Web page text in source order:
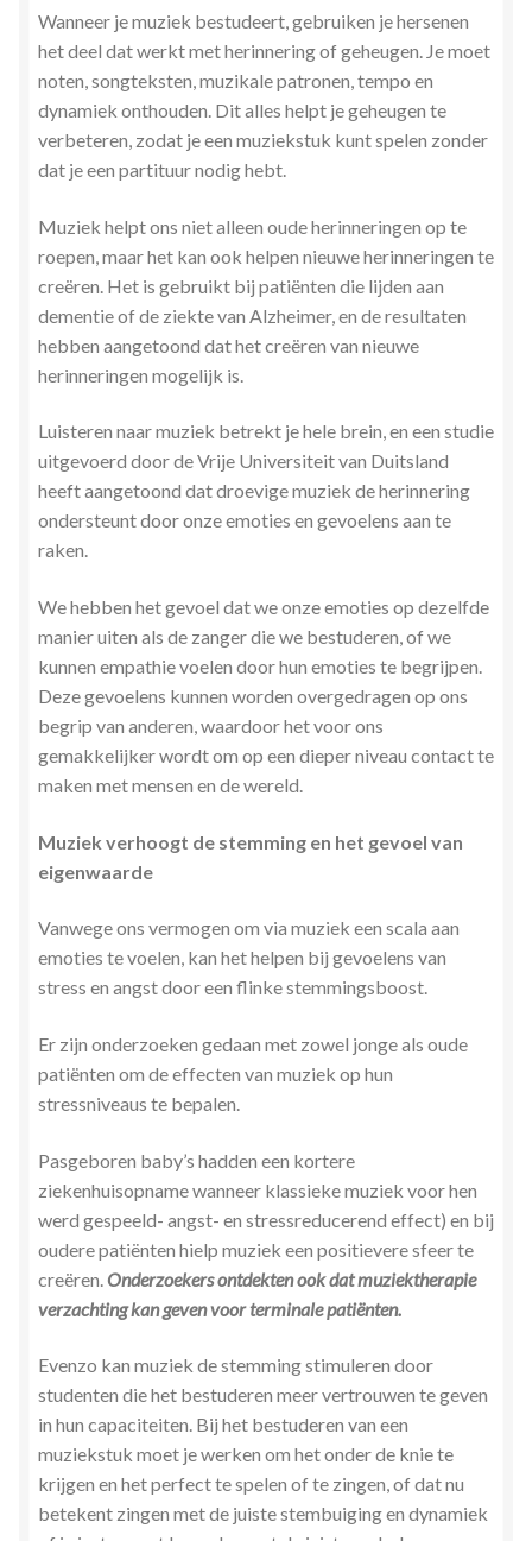
Wanneer je muziek bestudeert, gebruiken je hersenen
het deel dat werkt met herinnering of geheugen. Je moet
noten, songteksten, muzikale patronen, tempo en
dynamiek onthouden. Dit alles helpt je geheugen te
verbeteren, zodat je een muziekstuk kunt spelen zonder
dat je een partituur nodig hebt.
Muziek helpt ons niet alleen oude herinneringen op te
roepen, maar het kan ook helpen nieuwe herinneringen te
creëren. Het is gebruikt bij patiënten die lijden aan
dementie of de ziekte van Alzheimer, en de resultaten
hebben aangetoond dat het creëren van nieuwe
herinneringen mogelijk is.
Luisteren naar muziek betrekt je hele brein, en een studie
uitgevoerd door de Vrije Universiteit van Duitsland
heeft aangetoond dat droevige muziek de herinnering
ondersteunt door onze emoties en gevoelens aan te
raken.
We hebben het gevoel dat we onze emoties op dezelfde
manier uiten als de zanger die we bestuderen, of we
kunnen empathie voelen door hun emoties te begrijpen.
Deze gevoelens kunnen worden overgedragen op ons
begrip van anderen, waardoor het voor ons
gemakkelijker wordt om op een dieper niveau contact te
maken met mensen en de wereld.
Muziek verhoogt de stemming en het gevoel van
eigenwaarde
Vanwege ons vermogen om via muziek een scala aan
emoties te voelen, kan het helpen bij gevoelens van
stress en angst door een flinke stemmingsboost.
Er zijn onderzoeken gedaan met zowel jonge als oude
patiënten om de effecten van muziek op hun
stressniveaus te bepalen.
Pasgeboren baby’s hadden een kortere
ziekenhuisopname wanneer klassieke muziek voor hen
werd gespeeld- angst- en stressreducerend effect) en bij
oudere patiënten hielp muziek een positievere sfeer te
creëren. Onderzoekers ontdekten ook dat muziektherapie
verzachting kan geven voor terminale patiënten.
Evenzo kan muziek de stemming stimuleren door
studenten die het bestuderen meer vertrouwen te geven
in hun capaciteiten. Bij het bestuderen van een
muziekstuk moet je werken om het onder de knie te
krijgen en het perfect te spelen of te zingen, of dat nu
betekent zingen met de juiste stembuiging en dynamiek